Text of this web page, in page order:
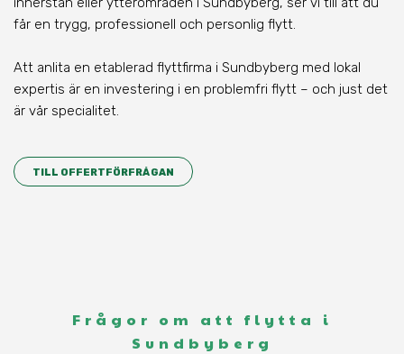
får en trygg, professionell och personlig flytt.
Att anlita en etablerad flyttfirma i Sundbyberg med lokal
expertis är en investering i en problemfri flytt – och just det
är vår specialitet.
TILL OFFERTFÖRFRÅGAN
Frågor om att flytta i
Sundbyberg